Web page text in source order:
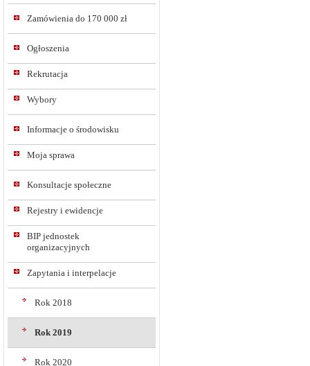
Zamówienia do 170 000 zł
Ogłoszenia
Rekrutacja
Wybory
Informacje o środowisku
Moja sprawa
Konsultacje społeczne
Rejestry i ewidencje
BIP jednostek
organizacyjnych
Zapytania i interpelacje
Rok 2018
Rok 2019
Rok 2020